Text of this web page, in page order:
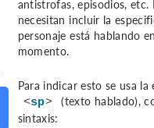
antistrofas, episodios, etc.
necesitan incluir la
personaje está hablando
momento.
Para indicar esto se usa la
<sp>
(texto hablado),
sintaxis: